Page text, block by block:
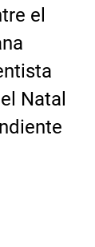
el
Natal